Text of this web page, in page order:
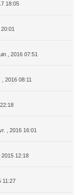
18:05
, 2016 07:51
2016 08:11
, 2016 16:01
2015 12:18
11:27